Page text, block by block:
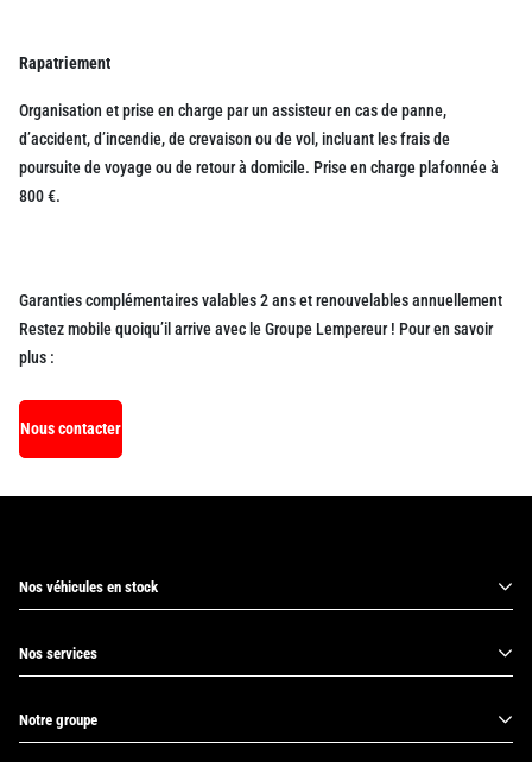
Rapatriement
Organisation et prise en charge par un assisteur en cas de panne,
d’accident, d’incendie, de crevaison ou de vol, incluant les frais de
poursuite de voyage ou de retour à domicile. Prise en charge plafonnée à
800 €.
Garanties complémentaires valables 2 ans et renouvelables annuellement
Restez mobile quoiqu’il arrive avec le Groupe Lempereur ! Pour en savoir
plus :
Nous contacter
Nos véhicules en stock
Nos services
Notre groupe